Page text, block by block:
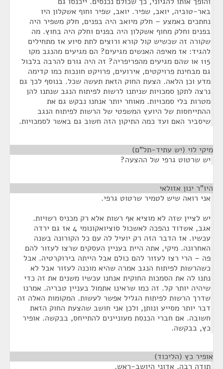
באר-טוביה, יואב, שפיר. יואב, שפיר וחוף אשקלון היו
נחתכים באמצע – חלק מיואב היה בפנים, חלק משפיר היה
בפנים וחלק מחוף אשקלון היה בפנים וחלק היה בחוץ. מה
שקורה זה שכשיש קול קורא ורוצים לתת סיוע אז מתחילים
להגיד: אז מאיפה האנשים מגיעים? הם מגיעים מהנגב מקו
115 או שהם מגיעים מהפריפריה? זה היה גורם להרבה בלבול
גם מבחינת פרויקטים, אירועים, פרויקט חונכות כמו קדימה
מדע וכן הלאה. הצעת החוק הזאת תעשה שכל. בנוסף לכך גם
נרצה לתקן סמכויות שניתנו לרשות לפיתוח הנגב שנתנו להן
מטרות בלי סמכויות. מאוחר יותר אנחנו נבקש גם את
ההתייחסות של היועץ המשפטי של הרשות לפיתוח הנגב
שיסביר האם ועד כמה התיקון הזה חשוב גם באשר לסמכויות.
מיקי לוי (יש עתיד-תל"ם)
יש שרטוט גרפי של ההצעה?
היו"ר ינון אזולאי
אני רואה שיש לטמיר שרטוט גרפי.
יש לציין שזה לא מוציא אף רשות אלא רק מכניס רשויות.
אגב, אשדוד נהפכה לאשכול סוציואקונומי 4 אז גם ירדה
עכשיו. אז הדבר הזה רק יועיל לה עם כל הקורונה בשנה
האחרונה. מיקי, אתה היית בעניין העסקים שרצו לעזור להם
פה – הרי רצו לעזור להם כולם אבל הייתה בירוקרטיה. אבל
כשהרשות לפיתוח הנגב אמרה שהיא מוכנה לעזור אבל לא
נתנו לה את הסמכות החוקית אנחנו עכשיו משנים את זה כדי
שיהיה יותר קל. זה כמו שראינו אתמול בעניין טבריה. אמרנו
שדרך הרשות לפיתוח הגליל אפשר לעשות. המקומות האלה זה
דבר יותר מסייע ונותן, ולכן אני חושב שהצעת החוק הזאת
חשובה. אם חברי הכנסת מעוניינים להתייחס, בבקשה. אופיר
כץ, בבקשה.
אופיר כץ (הליכוד)
תודה רבה, אדוני היושב-ראש.